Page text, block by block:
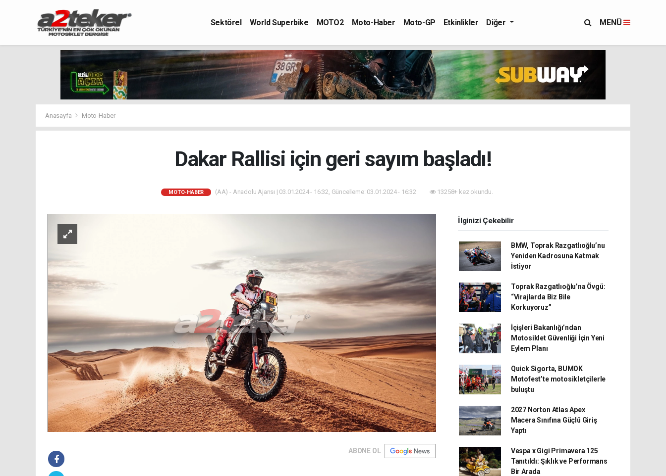
Sektörel World Superbike MOTO2 Moto-Haber Moto-GP Etkinlikler Diğer MENÜ
Anasayfa Moto-Haber
Dakar Rallisi için geri sayım başladı!
MOTO-HABER (AA) - Anadolu Ajansı | 03.01.2024 - 16:32, Güncelleme: 03.01.2024 - 16:32 13258+ kez okundu.
ABONE OL
İlginizi Çekebilir
BMW, Toprak Razgatlıoğlu’nu
Yeniden Kadrosuna Katmak
İstiyor
Toprak Razgatlıoğlu’na Övgü:
“Virajlarda Biz Bile
Korkuyoruz”
İçişleri Bakanlığı’ndan
Motosiklet Güvenliği İçin Yeni
Eylem Planı
Quick Sigorta, BUMOK
Motofest’te motosikletçilerle
buluştu
2027 Norton Atlas Apex
Macera Sınıfına Güçlü Giriş
Yaptı
Vespa x Gigi Primavera 125
Tanıtıldı: Şıklık ve Performans
Bir Arada